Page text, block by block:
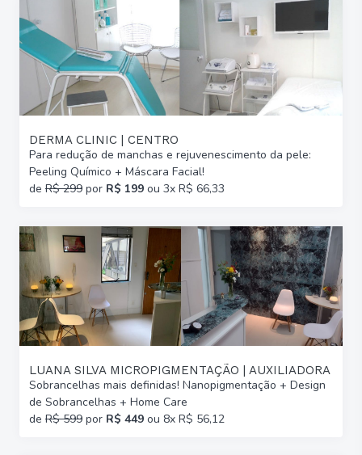
DERMA CLINIC | CENTRO
Para redução de manchas e rejuvenescimento da pele:
Peeling Químico + Máscara Facial!
de R$ 299 por R$ 199 ou 3x R$ 66,33
LUANA SILVA MICROPIGMENTAÇÃO | AUXILIADORA
Sobrancelhas mais definidas! Nanopigmentação + Design
de Sobrancelhas + Home Care
de R$ 599 por R$ 449 ou 8x R$ 56,12